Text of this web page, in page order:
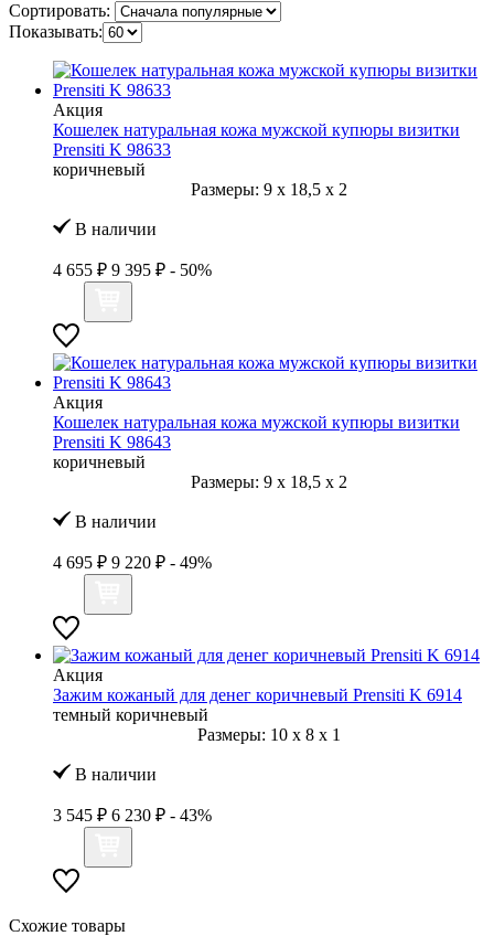
Сортировать:
Показывать:
Акция
Кошелек натуральная кожа мужской купюры визитки
Prensiti K 98633
коричневый
Размеры: 9 x 18,5 x 2
В наличии
4 655 ₽ 9 395 ₽ - 50%
Акция
Кошелек натуральная кожа мужской купюры визитки
Prensiti K 98643
коричневый
Размеры: 9 x 18,5 x 2
В наличии
4 695 ₽ 9 220 ₽ - 49%
Акция
Зажим кожаный для денег коричневый Prensiti K 6914
темный коричневый
Размеры: 10 x 8 x 1
В наличии
3 545 ₽ 6 230 ₽ - 43%
Схожие товары